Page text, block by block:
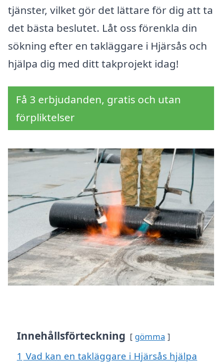
tjänster, vilket gör det lättare för dig att ta
det bästa beslutet. Låt oss förenkla din
sökning efter en takläggare i Hjärsås och
hjälpa dig med ditt takprojekt idag!
Få 3 erbjudanden, gratis och utan
förpliktelser
Innehållsförteckning gömma
1 Vad kan en takläggare i Hjärsås hjälpa